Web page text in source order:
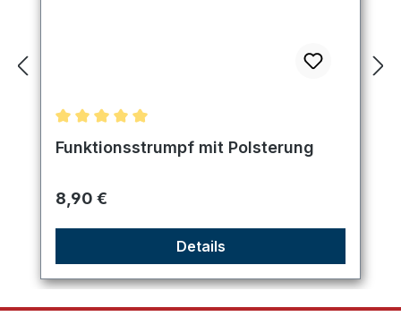
Durchschnittliche Bewertung von 5 von 5 Sternen
Funktionsstrumpf mit Polsterung
Regulärer Preis:
8,90 €
Details